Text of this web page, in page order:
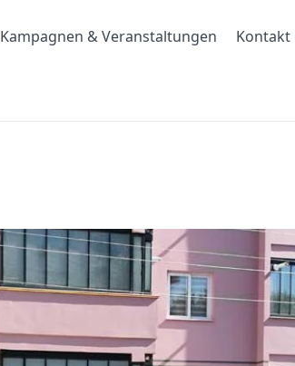
Kampagnen & Veranstaltungen Kontakt